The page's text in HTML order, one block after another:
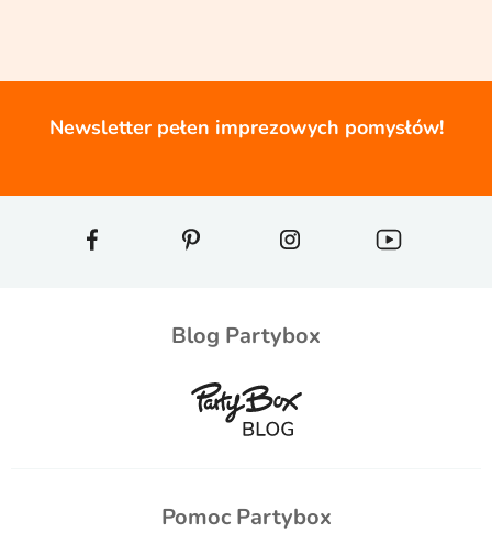
Newsletter pełen imprezowych pomysłów!
Blog Partybox
Pomoc Partybox